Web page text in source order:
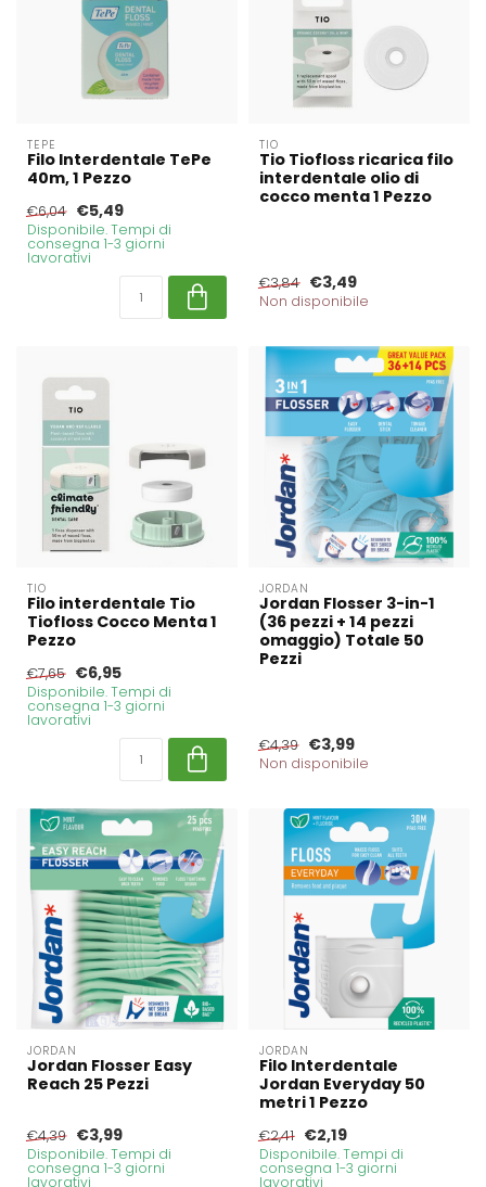
TEPE
Filo Interdentale TePe
40m, 1 Pezzo
€6,04 €5,49
Disponibile. Tempi di
consegna 1-3 giorni
lavorativi
TIO
Tio Tiofloss ricarica filo
interdentale olio di
cocco menta 1 Pezzo
€3,84 €3,49
Non disponibile
TIO
Filo interdentale Tio
Tiofloss Cocco Menta 1
Pezzo
€7,65 €6,95
Disponibile. Tempi di
consegna 1-3 giorni
lavorativi
JORDAN
Jordan Flosser 3-in-1
(36 pezzi + 14 pezzi
omaggio) Totale 50
Pezzi
€4,39 €3,99
Non disponibile
JORDAN
Jordan Flosser Easy
Reach 25 Pezzi
€4,39 €3,99
Disponibile. Tempi di
consegna 1-3 giorni
lavorativi
JORDAN
Filo Interdentale
Jordan Everyday 50
metri 1 Pezzo
€2,41 €2,19
Disponibile. Tempi di
consegna 1-3 giorni
lavorativi